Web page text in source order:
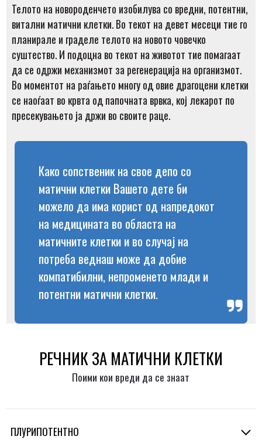
Телото на новороденчето изобилува со вредни, потентни,
витални матични клетки. Во текот на девет месеци тие го
планирале и граделе телото на новото човечко
суштество. И подоцна во текот на животот тие помагаат
да се одржи механизмот за регенерација на организмот.
Во моментот на раѓањето многу од овие драгоцени клетки
се наоѓаат во крвта од папочната врвка, кој лекарот по
пресекувањето ја држи во своите раце.
Како сопственик на свое депо со
матични клетки Вашето дете би
можело да има корист од напредокот
на медицината во областа на
матичните клетки и во случај на
потреба веднаш може да добие
компатибилни, непроменето млади и
потентни матични клетки.
РЕЧНИК ЗА МАТИЧНИ КЛЕТКИ
Поими кои вреди да се знаат
ПЛУРИПОТЕНТНО